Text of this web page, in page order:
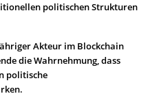
politischen Strukturen
Akteur im Blockchain
die Wahrnehmung, dass
politische